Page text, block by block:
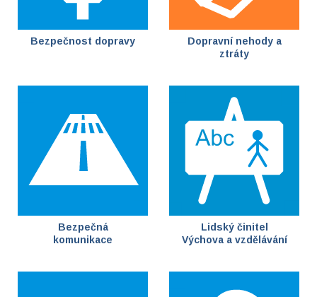
Bezpečnost dopravy
Dopravní nehody a
ztráty
Bezpečná
komunikace
Lidský činitel
Výchova a vzdělávání